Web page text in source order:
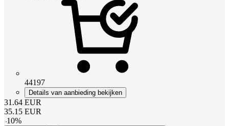
44197
Details van aanbieding bekijken
31.64 EUR
35.15 EUR
-10%